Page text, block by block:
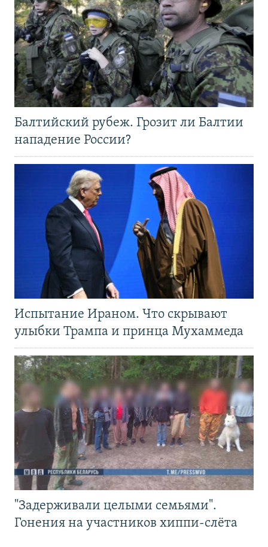
Балтийский рубеж. Грозит ли Балтии
нападение России?
Испытание Ираном. Что скрывают
улыбки Трампа и принца Мухаммеда
"Задерживали целыми семьями".
Гонения на участников хиппи-слёта